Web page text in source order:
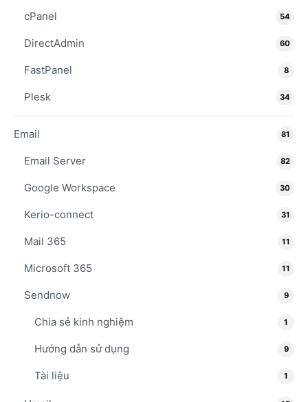
cPanel 54
DirectAdmin 60
FastPanel 8
Plesk 34
Email 81
Email Server 82
Google Workspace 30
Kerio-connect 31
Mail 365 11
Microsoft 365 11
Sendnow 9
Chia sẻ kinh nghiệm 1
Hướng dẫn sử dụng 9
Tài liệu 1